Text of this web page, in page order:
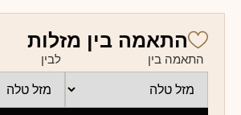
התאמה בין מזלות
התאמה בין לבין